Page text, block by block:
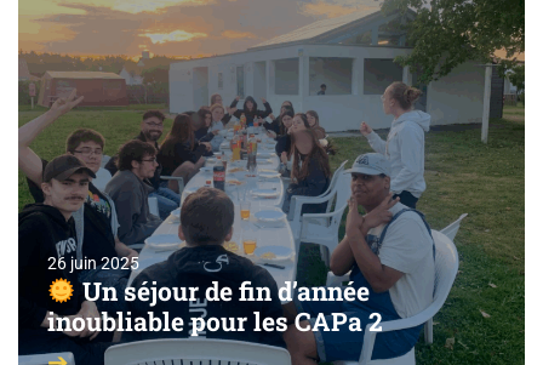
26 juin 2025
Un séjour de fin d’année
inoubliable pour les CAPa 2